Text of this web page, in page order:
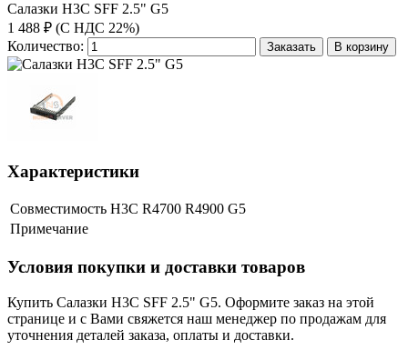
Салазки H3C SFF 2.5" G5
1 488 ₽ (С НДС 22%)
Количество:
Заказать В корзину
Характеристики
Совместимость H3C R4700 R4900 G5
Примечание
Условия покупки и доставки товаров
Купить Салазки H3C SFF 2.5" G5. Оформите заказ на этой
странице и с Вами свяжется наш менеджер по продажам для
уточнения деталей заказа, оплаты и доставки.